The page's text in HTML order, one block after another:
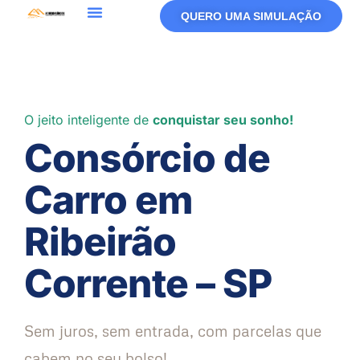
QUERO UMA SIMULAÇÃO
O jeito inteligente de conquistar seu sonho!
Consórcio de
Carro em
Ribeirão
Corrente – SP
Sem juros, sem entrada, com parcelas que